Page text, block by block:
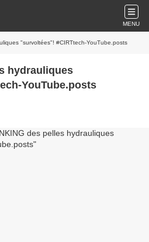
MENU
"survoltées"! #CIRTtech-YouTube.posts
hydrauliques
YouTube.posts